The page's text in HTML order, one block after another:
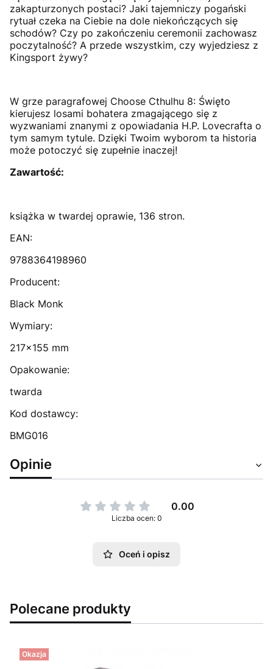
zakapturzonych postaci? Jaki tajemniczy pogański
rytuał czeka na Ciebie na dole niekończących się
schodów? Czy po zakończeniu ceremonii zachowasz
poczytalność? A przede wszystkim, czy wyjedziesz z
Kingsport żywy?
W grze paragrafowej Choose Cthulhu 8: Święto
kierujesz losami bohatera zmagającego się z
wyzwaniami znanymi z opowiadania H.P. Lovecrafta o
tym samym tytule. Dzięki Twoim wyborom ta historia
może potoczyć się zupełnie inaczej!
Zawartość:
książka w twardej oprawie, 136 stron.
EAN:
9788364198960
Producent:
Black Monk
Wymiary:
217x155 mm
Opakowanie:
twarda
Kod dostawcy:
BMG016
Opinie
0.00
Liczba ocen: 0
Oceń i opisz
Polecane produkty
Okazja